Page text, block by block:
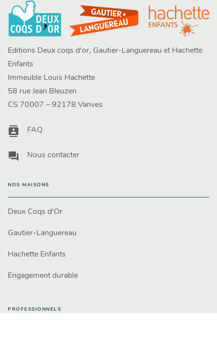
Editions Deux coqs d'or, Gautier-Languereau et Hachette
Enfants
Immeuble Louis Hachette
58 rue Jean Bleuzen
CS 70007 – 92178 Vanves
contacts FAQ
question_answer Nous contacter
NOS MAISONS
Deux Coqs d'Or
Gautier-Languereau
Hachette Enfants
Engagement durable
PROFESSIONNELS